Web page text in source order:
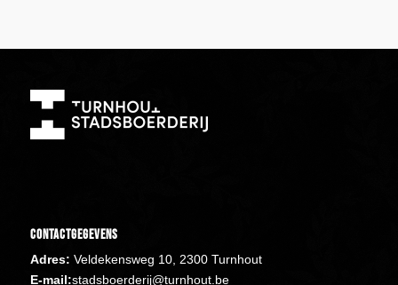
Contactgegevens
Adres: Veldekensweg 10, 2300 Turnhout
E-mail:stadsboerderij@turnhout.be